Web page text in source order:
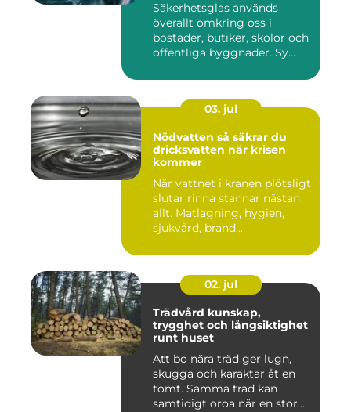
Säkerhetsglas används
överallt omkring oss i
bostäder, butiker, skolor och
offentliga byggnader. Sy...
03. jul
Nödvatten så säkrar du
dricksvatten när krisen
kommer
När vattnet i kranen plötsligt
slutar rinna stannar nästan
allt. Matlagning, hygien,
sjukvård, brand...
02. jul
Trädvård kunskap,
trygghet och långsiktighet
runt huset
Att bo nära träd ger lugn,
skugga och karaktär åt en
tomt. Samma träd kan
samtidigt oroa när en stor...